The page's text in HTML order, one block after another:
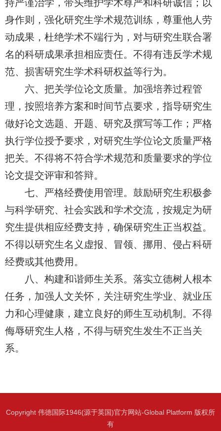
持严谨治学，带头维护学术尊严和科研诚信；以
身作则，强化研究生学术规范训练，尊重他人劳
动成果，杜绝学术不端行为，对与研究生联合署
名的科研成果承担相应责任。不得有违反学术规
范、损害研究生学术科研权益等行为。
六、把关学位论文质量。加强培养过程管
理，按照培养方案和时间节点要求，指导研究生
做好论文选题、开题、研究及撰写等工作；严格
执行学位授予要求，对研究生学位论文质量严格
把关。不得将不符合学术规范和质量要求的学位
论文提交评审和答辩。
七、严格经费使用管理。鼓励研究生积极参
与科学研究、社会实践和学术交流，按规定为研
究生提供相应经费支持，确保研究生正当权益。
不得以研究生名义虚报、冒领、挪用、侵占科研
经费或其他费用。
八、构建和谐师生关系。落实立德树人根本
任务，加强人文关怀，关注研究生学业、就业压
力和心理健康，建立良好的师生互动机制。不得
侮辱研究生人格，不得与研究生发生不正当关
系。
Copyright 伟德国际1946(源于英国)官方网站-Global Platform 版权所
有